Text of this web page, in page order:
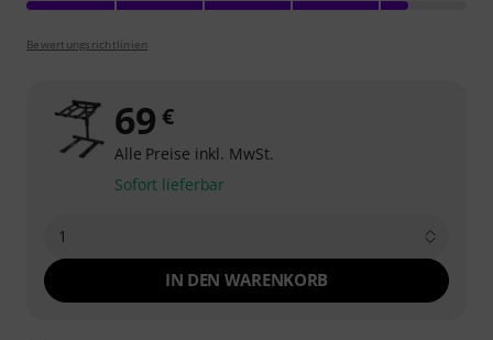
Bewertungsrichtlinien
69 €
Alle Preise inkl. MwSt.
Sofort lieferbar
1
IN DEN WARENKORB